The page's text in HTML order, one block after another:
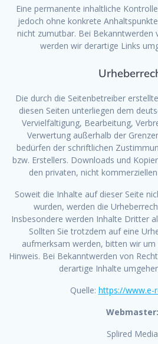
Eine permanente inhaltliche
jedoch ohne konkrete
nicht zumutbar. Bei Bekanntwerden
werden wir derartige Links
Die durch die Seitenbetreiber
diesen Seiten unterliegen dem
Vervielfältigung, Bearbeitung,
Verwertung außerhalb der
bedürfen der schriftlichen
bzw. Erstellers. Downloads und
den privaten, nicht
Soweit die Inhalte auf dieser Seite
wurden, werden die
Insbesondere werden Inhalte Dritter
Sollten Sie trotzdem auf eine
aufmerksam werden, bitten wir um
Hinweis. Bei Bekanntwerden von
derartige Inhalte
Quelle: https://www.e-
Webmaster:
Splired Media